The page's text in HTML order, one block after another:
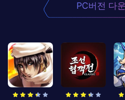
PC버전 다